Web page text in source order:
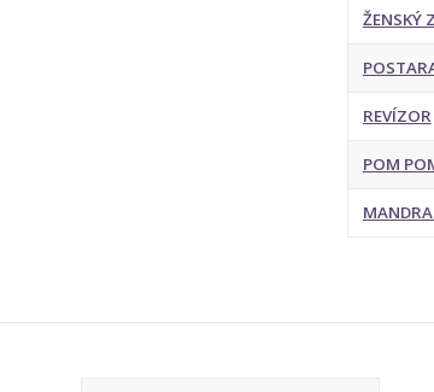
ŽENSKÝ
REVÍZOR
POM